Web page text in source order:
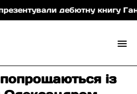
дебютну книгу Ганни
із